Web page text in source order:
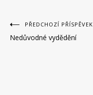
Navigace
pro
PŘEDCHOZÍ PŘÍSPĚVEK
Nedůvodné vydědění